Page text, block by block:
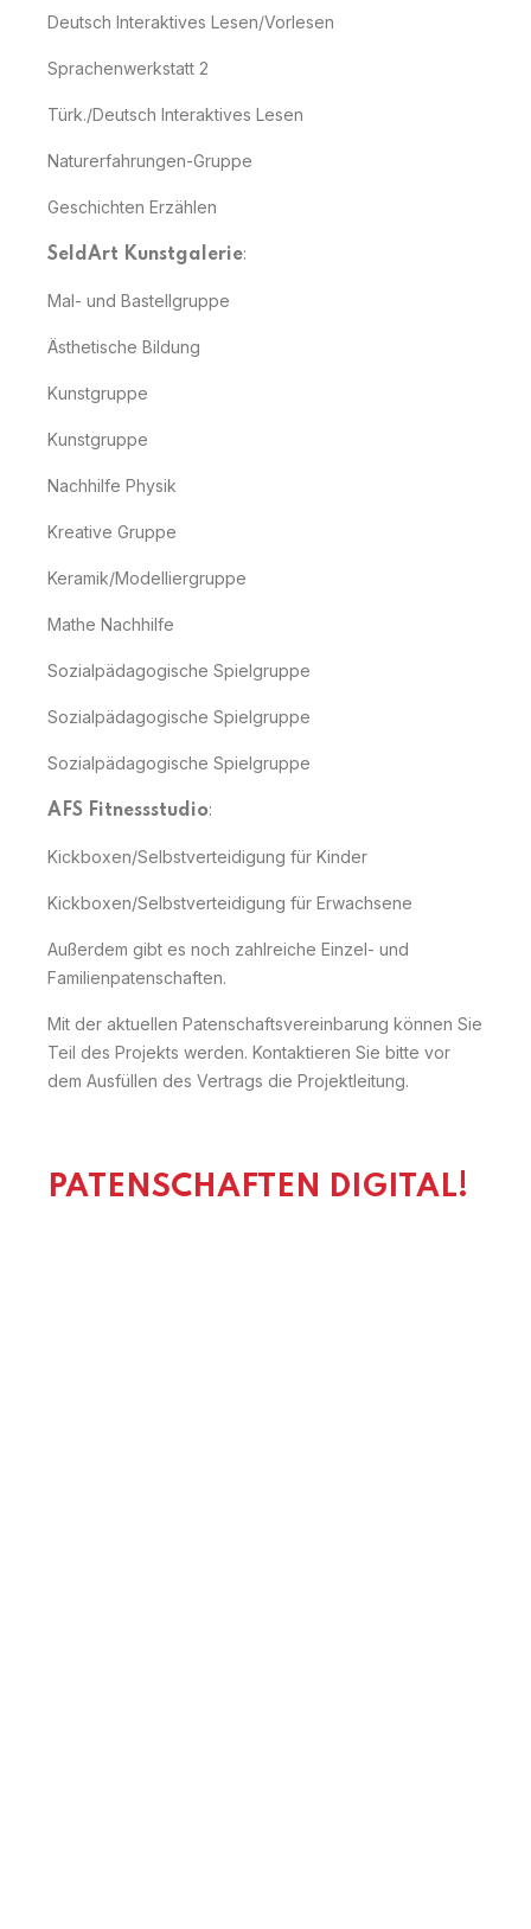
Deutsch Interaktives Lesen/Vorlesen
Sprachenwerkstatt 2
Türk./Deutsch Interaktives Lesen
Naturerfahrungen-Gruppe
Geschichten Erzählen
SeldArt Kunstgalerie:
Mal- und Bastellgruppe
Ästhetische Bildung
Kunstgruppe
Kunstgruppe
Nachhilfe Physik
Kreative Gruppe
Keramik/Modelliergruppe
Mathe Nachhilfe
Sozialpädagogische Spielgruppe
Sozialpädagogische Spielgruppe
Sozialpädagogische Spielgruppe
AFS Fitnessstudio:
Kickboxen/Selbstverteidigung für Kinder
Kickboxen/Selbstverteidigung für Erwachsene
Außerdem gibt es noch zahlreiche Einzel- und
Familienpatenschaften.
Mit der aktuellen Patenschaftsvereinbarung können Sie
Teil des Projekts werden. Kontaktieren Sie bitte vor
dem Ausfüllen des Vertrags die Projektleitung.
PATENSCHAFTEN DIGITAL!